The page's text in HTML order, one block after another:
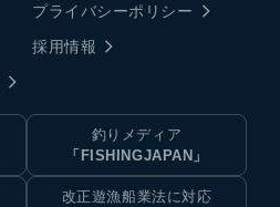
プライバシーポリシー
採用情報
釣りメディア
「FISHINGJAPAN」
改正遊漁船業法に対応